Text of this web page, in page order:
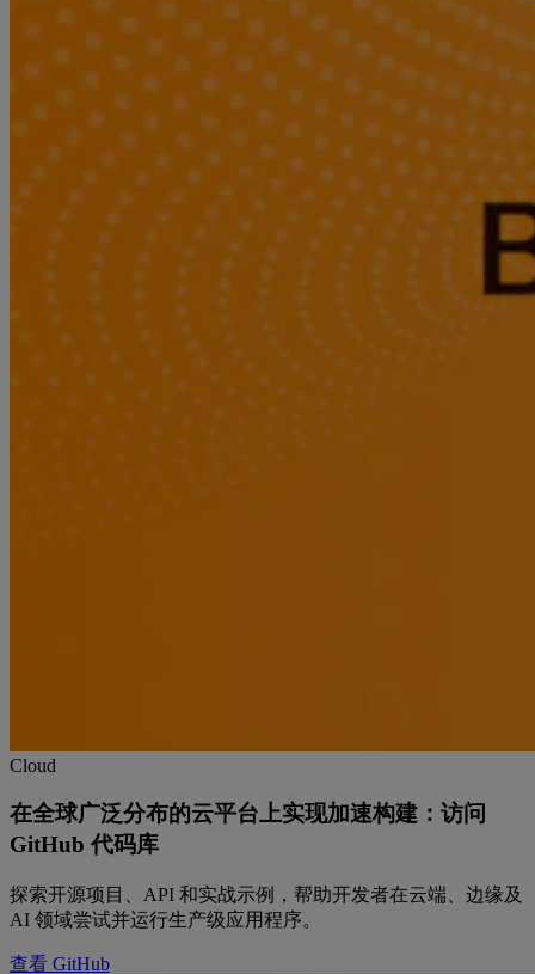
Cloud
在全球广泛分布的云平台上实现加速构建：访问
GitHub 代码库
探索开源项目、API 和实战示例，帮助开发者在云端、边缘及
AI 领域尝试并运行生产级应用程序。
查看 GitHub